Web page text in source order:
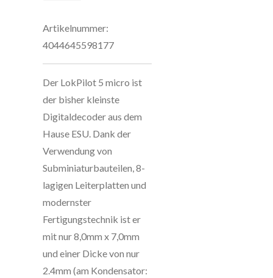
Artikelnummer:
4044645598177
Der LokPilot 5 micro ist
der bisher kleinste
Digitaldecoder aus dem
Hause ESU. Dank der
Verwendung von
Subminiaturbauteilen, 8-
lagigen Leiterplatten und
modernster
Fertigungstechnik ist er
mit nur 8,0mm x 7,0mm
und einer Dicke von nur
2.4mm (am Kondensator: